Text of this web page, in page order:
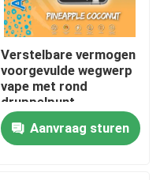
Verstelbare vermogen
voorgevulde wegwerp
vape met rond
druppelpunt
Aanvraag sturen